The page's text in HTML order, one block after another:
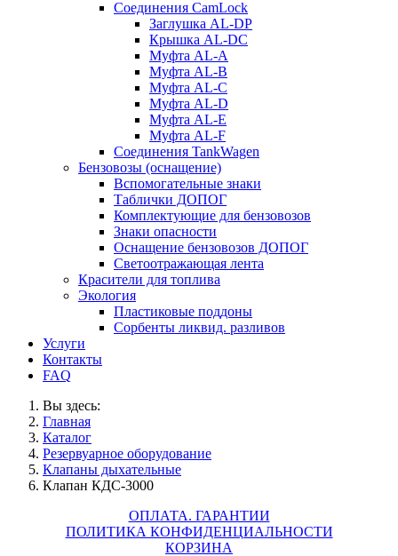
Соединения CamLock
Заглушка AL-DP
Крышка AL-DC
Муфта AL-A
Муфта AL-B
Муфта AL-C
Муфта AL-D
Муфта AL-E
Муфта AL-F
Соединения TankWagen
Бензовозы (оснащение)
Вспомогательные знаки
Таблички ДОПОГ
Комплектующие для бензовозов
Знаки опасности
Оснащение бензовозов ДОПОГ
Светоотражающая лента
Красители для топлива
Экология
Пластиковые поддоны
Сорбенты ликвид. разливов
Услуги
Контакты
FAQ
Вы здесь:
Главная
Каталог
Резервуарное оборудование
Клапаны дыхательные
Клапан КДС-3000
ОПЛАТА. ГАРАНТИИ
ПОЛИТИКА КОНФИДЕНЦИАЛЬНОСТИ
КОРЗИНА